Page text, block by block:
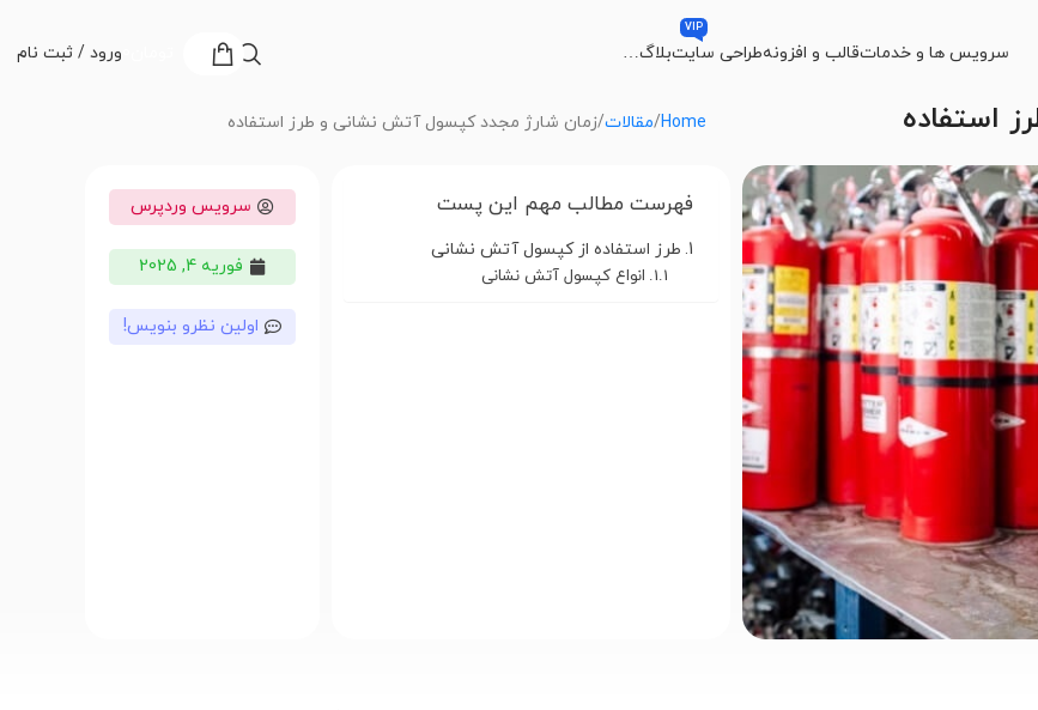
سرویس ها و خدماتقالب و افزونهطراحی سایت
VIP
بلاگ… ورود / ثبت نام
استفاده Home مقالات زمان شارژ مجدد کپسول آتش نشانی و طرز استفاده
فهرست مطالب مهم این پست
طرز استفاده از کپسول آتش نشانی
انواع کپسول آتش نشانی
سرویس وردپرس
فوریه 4, 2025
اولین نظرو بنویس!